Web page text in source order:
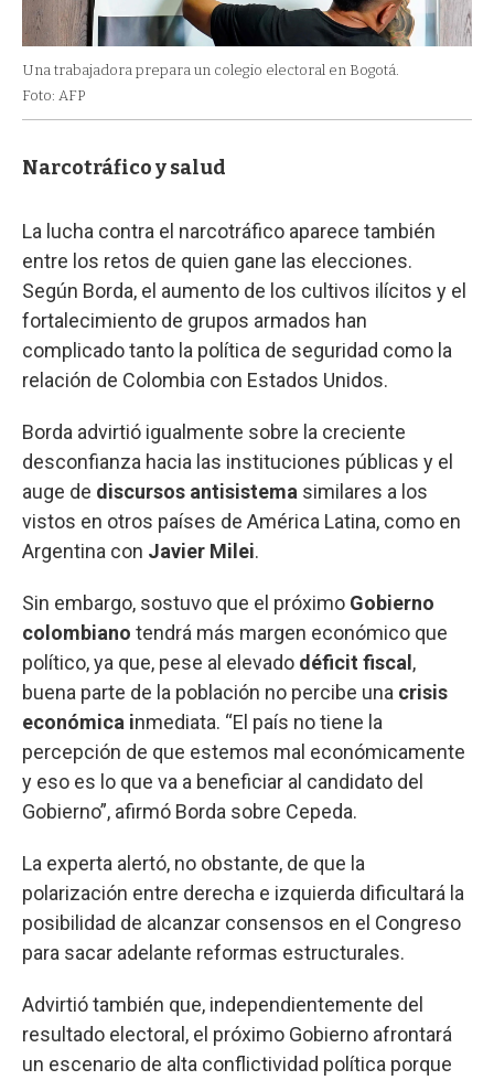
Una trabajadora prepara un colegio electoral en Bogotá.
Foto: AFP
Narcotráfico y salud
La lucha contra el narcotráfico aparece también
entre los retos de quien gane las elecciones.
Según Borda, el aumento de los cultivos ilícitos y el
fortalecimiento de grupos armados han
complicado tanto la política de seguridad como la
relación de Colombia con Estados Unidos.
Borda advirtió igualmente sobre la creciente
desconfianza hacia las instituciones públicas y el
auge de discursos antisistema similares a los
vistos en otros países de América Latina, como en
Argentina con Javier Milei.
Sin embargo, sostuvo que el próximo Gobierno
colombiano tendrá más margen económico que
político, ya que, pese al elevado déficit fiscal ,
buena parte de la población no percibe una crisis
económica inmediata. “El país no tiene la
percepción de que estemos mal económicamente
y eso es lo que va a beneficiar al candidato del
Gobierno”, afirmó Borda sobre Cepeda.
La experta alertó, no obstante, de que la
polarización entre derecha e izquierda dificultará la
posibilidad de alcanzar consensos en el Congreso
para sacar adelante reformas estructurales.
Advirtió también que, independientemente del
resultado electoral, el próximo Gobierno afrontará
un escenario de alta conflictividad política porque